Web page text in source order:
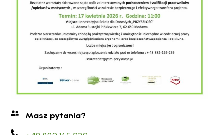
Masz pytania?